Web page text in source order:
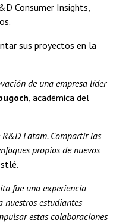
Consumer Insights,
sus proyectos en la
de una empresa líder
, académica del
Latam. Compartir las
propios de nuevos
fue una experiencia
nuestros estudiantes
estas colaboraciones